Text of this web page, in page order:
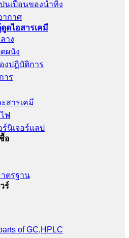
นเปื้อนของน้ำทิ้ง
ากาศ
ดไอสารเคมี
าง
ผนัง
งปฎิบัติการ
าร
สารเคมี
ฟ
นิเจอร์เเลป
อ
ตรฐาน
ร์
of GC,HPLC